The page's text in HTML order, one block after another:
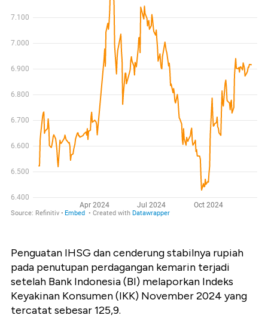
Penguatan IHSG dan cenderung stabilnya rupiah
pada penutupan perdagangan kemarin terjadi
setelah Bank Indonesia (BI) melaporkan Indeks
Keyakinan Konsumen (IKK) November 2024 yang
tercatat sebesar 125,9.